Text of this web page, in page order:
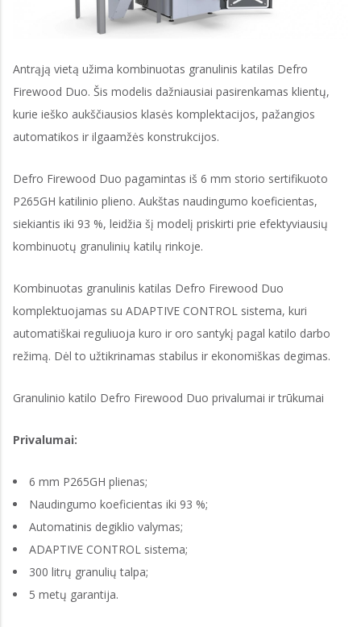
Antrąją vietą užima kombinuotas granulinis katilas Defro
Firewood Duo. Šis modelis dažniausiai pasirenkamas klientų,
kurie ieško aukščiausios klasės komplektacijos, pažangios
automatikos ir ilgaamžės konstrukcijos.
Defro Firewood Duo pagamintas iš 6 mm storio sertifikuoto
P265GH katilinio plieno. Aukštas naudingumo koeficientas,
siekiantis iki 93 %, leidžia šį modelį priskirti prie efektyviausių
kombinuotų granulinių katilų rinkoje.
Kombinuotas granulinis katilas Defro Firewood Duo
komplektuojamas su ADAPTIVE CONTROL sistema, kuri
automatiškai reguliuoja kuro ir oro santykį pagal katilo darbo
režimą. Dėl to užtikrinamas stabilus ir ekonomiškas degimas.
Granulinio katilo Defro Firewood Duo privalumai ir trūkumai
Privalumai:
6 mm P265GH plienas;
Naudingumo koeficientas iki 93 %;
Automatinis degiklio valymas;
ADAPTIVE CONTROL sistema;
300 litrų granulių talpa;
5 metų garantija.